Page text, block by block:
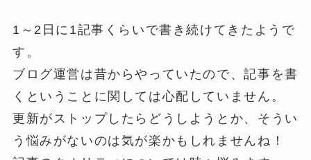
1～2日に1記事くらいで書き続けてきたようで
す。
ブログ運営は昔からやっていたので、記事を書
くということに関しては心配していません。
更新がストップしたらどうしようとか、そうい
う悩みがないのは気が楽かもしれませんね！